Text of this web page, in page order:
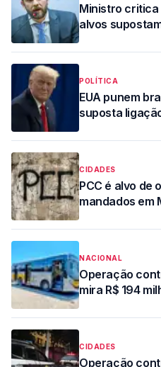
Ministro critica
alvos
POLÍTICA
EUA punem
suposta
CIDADES
PCC é alvo de
mandados em
NACIONAL
Operação
mira R$ 194
CIDADES
Operação